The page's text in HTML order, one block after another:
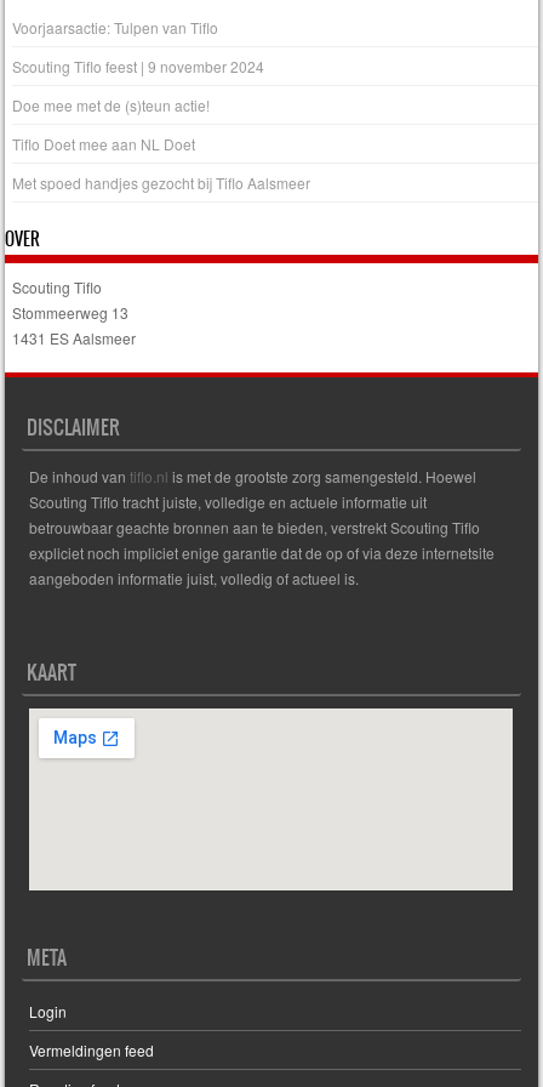
Voorjaarsactie: Tulpen van Tiflo
Scouting Tiflo feest | 9 november 2024
Doe mee met de (s)teun actie!
Tiflo Doet mee aan NL Doet
Met spoed handjes gezocht bij Tiflo Aalsmeer
OVER
Scouting Tiflo
Stommeerweg 13
1431 ES Aalsmeer
DISCLAIMER
De inhoud vantiflo.nl is met de grootste zorg samengesteld. Hoewel
Scouting Tiflo tracht juiste, volledige en actuele informatie uit
betrouwbaar geachte bronnen aan te bieden, verstrekt Scouting Tiflo
expliciet noch impliciet enige garantie dat de op of via deze internetsite
aangeboden informatie juist, volledig of actueel is.
KAART
META
Login
Vermeldingen feed